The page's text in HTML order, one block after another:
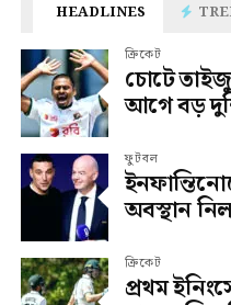
HEADLINES
ক্রিকেট
চোটে
আগে বড়
ফুটবল
অবস্থান
ক্রিকেট
প্রথম